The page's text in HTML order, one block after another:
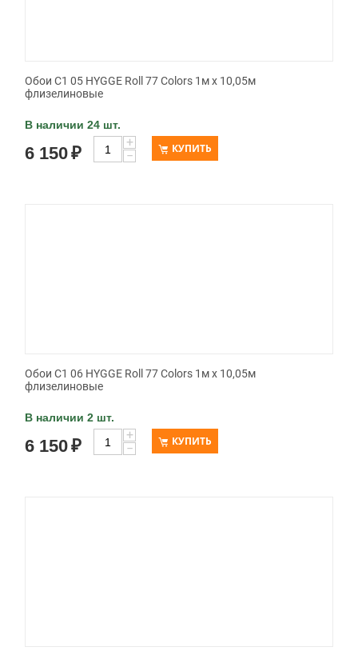
Обои C1 05 HYGGE Roll 77 Colors 1м х 10,05м
флизелиновые
В наличии 24 шт.
6 150₽
+
−
КУПИТЬ
Обои C1 06 HYGGE Roll 77 Colors 1м х 10,05м
флизелиновые
В наличии 2 шт.
6 150₽
+
−
КУПИТЬ